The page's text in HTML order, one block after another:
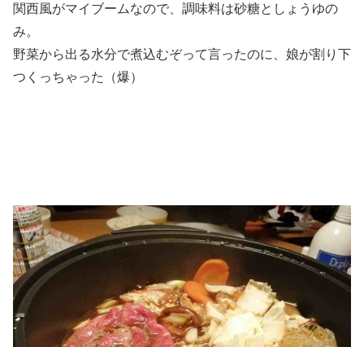
関西風がマイブームなので、調味料は砂糖としょうゆの
み。
野菜から出る水分で煮込むぞって言ったのに、娘が割り下
つくっちゃった（爆）